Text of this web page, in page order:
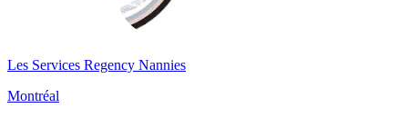
Les Services Regency Nannies
Montréal